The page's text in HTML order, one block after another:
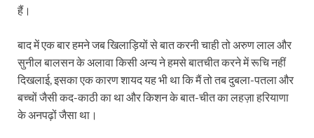
हैं।
बाद में एक बार हमने जब खिलाड़ियों से बात करनी चाही तो अरुण लाल और
सुनील बालसन के अलावा किसी अन्य ने हमसे बातचीत करने में रूचि नहीं
दिखलाई, इसका एक कारण शायद यह भी था कि मैं तो तब दुबला-पतला और
बच्चों जैसी कद-काठी का था और किशन के बात-चीत का लहज़ा हरियाणा
के अनपढ़ों जैसा था।